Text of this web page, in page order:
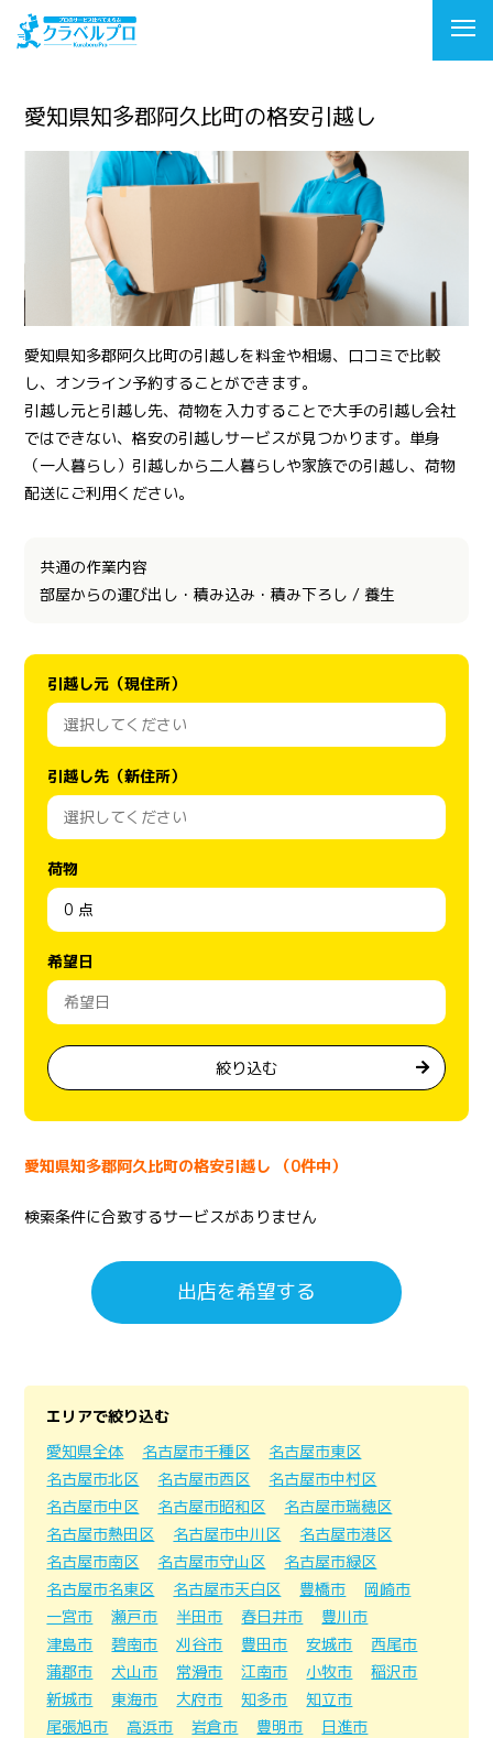
愛知県知多郡阿久比町の格安引越し
愛知県知多郡阿久比町の引越しを料金や相場、口コミで比較
し、オンライン予約することができます。
引越し元と引越し先、荷物を入力することで大手の引越し会社
ではできない、格安の引越しサービスが見つかります。単身
（一人暮らし）引越しから二人暮らしや家族での引越し、荷物
配送にご利用ください。
共通の作業内容
部屋からの運び出し・積み込み・積み下ろし / 養生
引越し元（現住所）
引越し先（新住所）
荷物
希望日
絞り込む
愛知県知多郡阿久比町の格安引越し （0件中）
検索条件に合致するサービスがありません
出店を希望する
エリアで絞り込む
愛知県全体
名古屋市千種区
名古屋市東区
名古屋市北区
名古屋市西区
名古屋市中村区
名古屋市中区
名古屋市昭和区
名古屋市瑞穂区
名古屋市熱田区
名古屋市中川区
名古屋市港区
名古屋市南区
名古屋市守山区
名古屋市緑区
名古屋市名東区
名古屋市天白区 豊橋市
岡崎市
一宮市
瀬戸市 半田市 春日井市
豊川市
津島市
碧南市 刈谷市 豊田市 安城市
西尾市
蒲郡市
犬山市 常滑市 江南市 小牧市
稲沢市
新城市
東海市 大府市 知多市
知立市
尾張旭市
高浜市 岩倉市 豊明市
日進市